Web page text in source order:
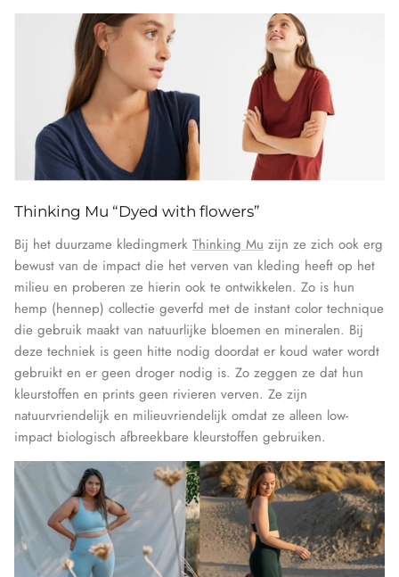
Thinking Mu “Dyed with flowers”
Bij het duurzame kledingmerk Thinking Mu zijn ze zich ook erg
bewust van de impact die het verven van kleding heeft op het
milieu en proberen ze hierin ook te ontwikkelen. Zo is hun
hemp (hennep) collectie geverfd met de instant color technique
die gebruik maakt van natuurlijke bloemen en mineralen. Bij
deze techniek is geen hitte nodig doordat er koud water wordt
gebruikt en er geen droger nodig is. Zo zeggen ze dat hun
kleurstoffen en prints geen rivieren verven. Ze zijn
natuurvriendelijk en milieuvriendelijk omdat ze alleen low-
impact biologisch afbreekbare kleurstoffen gebruiken.